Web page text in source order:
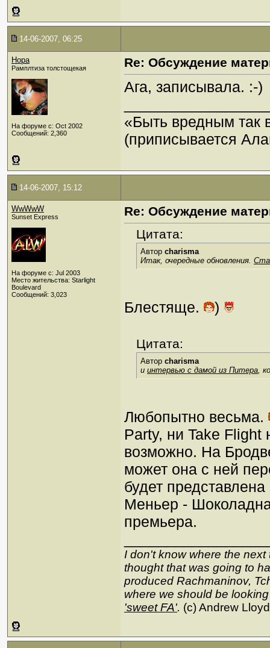
14-06-2007, 06:25
Нора
Рамплтиза толстощекая
На форуме с: Oct 2002
Сообщений: 2,360
Re: Обсуждение
Ага, записывала. :-)
«Быть вредным так
(приписывается
14-06-2007, 15:12
WwWwW
Sunset Express
На форуме с: Jul 2003
Место жительства: Starlight
Boulevard
Сообщений: 3,023
Re: Обсуждение
Цитата:
Автор charisma
Итак, очередные обновления.
Блестяще. )
Цитата:
Автор charisma
и интервью с дамой из Питера,
Любопытно весьма.
Party, ни Take
возможно. На
может она с ней
будет
Меньер -
премьера.
I don't know where the
thought that was going to
produced Rachmaninov,
where we should be
'sweet FA'. (c) Andrew